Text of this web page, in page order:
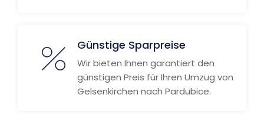
Günstige Sparpreise
Wir bieten Ihnen garantiert den
günstigen Preis für Ihren Umzug von
Gelsenkirchen nach Pardubice.